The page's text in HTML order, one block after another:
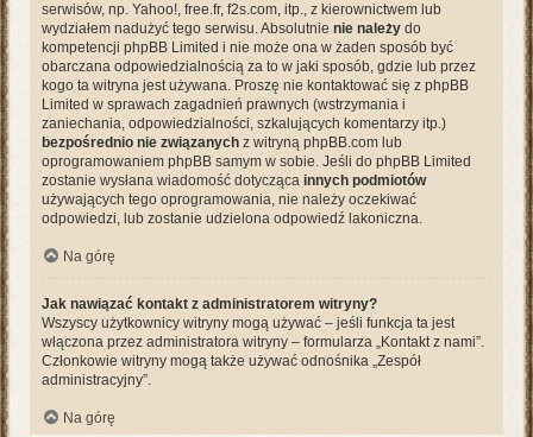
serwisów, np. Yahoo!, free.fr, f2s.com, itp., z kierownictwem lub
wydziałem nadużyć tego serwisu. Absolutnie nie należy do
kompetencji phpBB Limited i nie może ona w żaden sposób być
obarczana odpowiedzialnością za to w jaki sposób, gdzie lub przez
kogo ta witryna jest używana. Proszę nie kontaktować się z phpBB
Limited w sprawach zagadnień prawnych (wstrzymania i
zaniechania, odpowiedzialności, szkalujących komentarzy itp.)
bezpośrednio nie związanych z witryną phpBB.com lub
oprogramowaniem phpBB samym w sobie. Jeśli do phpBB Limited
zostanie wysłana wiadomość dotycząca innych podmiotów
używających tego oprogramowania, nie należy oczekiwać
odpowiedzi, lub zostanie udzielona odpowiedź lakoniczna.
Na górę
Jak nawiązać kontakt z administratorem witryny?
Wszyscy użytkownicy witryny mogą używać – jeśli funkcja ta jest
włączona przez administratora witryny – formularza „Kontakt z nami”.
Członkowie witryny mogą także używać odnośnika „Zespół
administracyjny”.
Na górę